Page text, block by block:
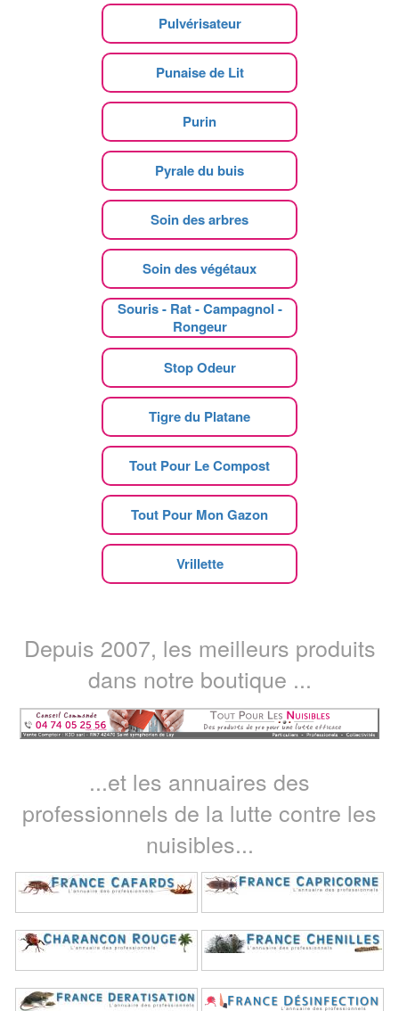
Pulvérisateur
Punaise de Lit
Purin
Pyrale du buis
Soin des arbres
Soin des végétaux
Souris - Rat - Campagnol -
Rongeur
Stop Odeur
Tigre du Platane
Tout Pour Le Compost
Tout Pour Mon Gazon
Vrillette
Depuis 2007, les meilleurs produits
dans notre boutique ...
...et les annuaires des
professionnels de la lutte contre les
nuisibles...